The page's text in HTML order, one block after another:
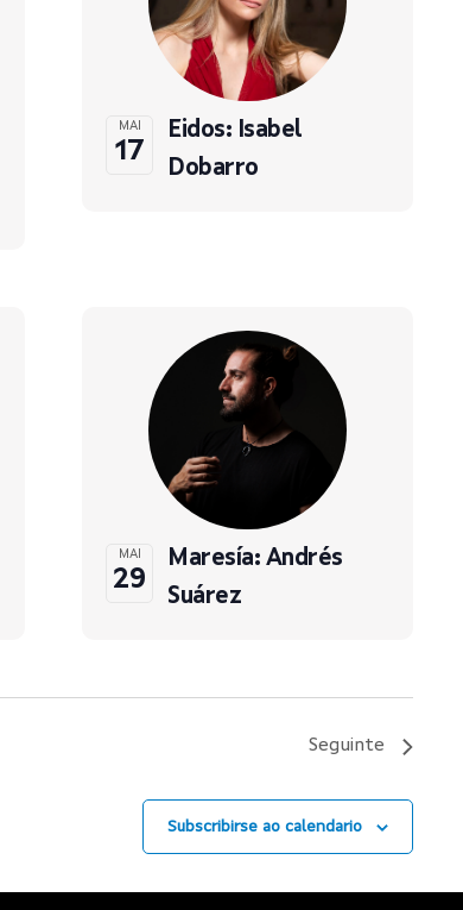
MAI
17
Eidos: Isabel
Dobarro
MAI
29
Maresía: Andrés
Suárez
Seguinte
Subscribirse ao calendario